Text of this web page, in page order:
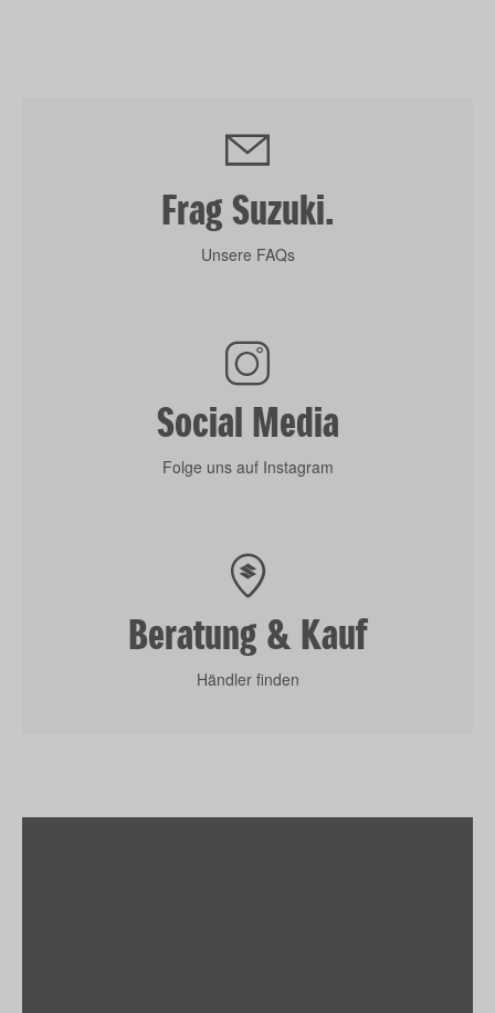
Frag Suzuki.
Unsere FAQs
Social Media
Folge uns auf Instagram
Beratung & Kauf
Händler finden